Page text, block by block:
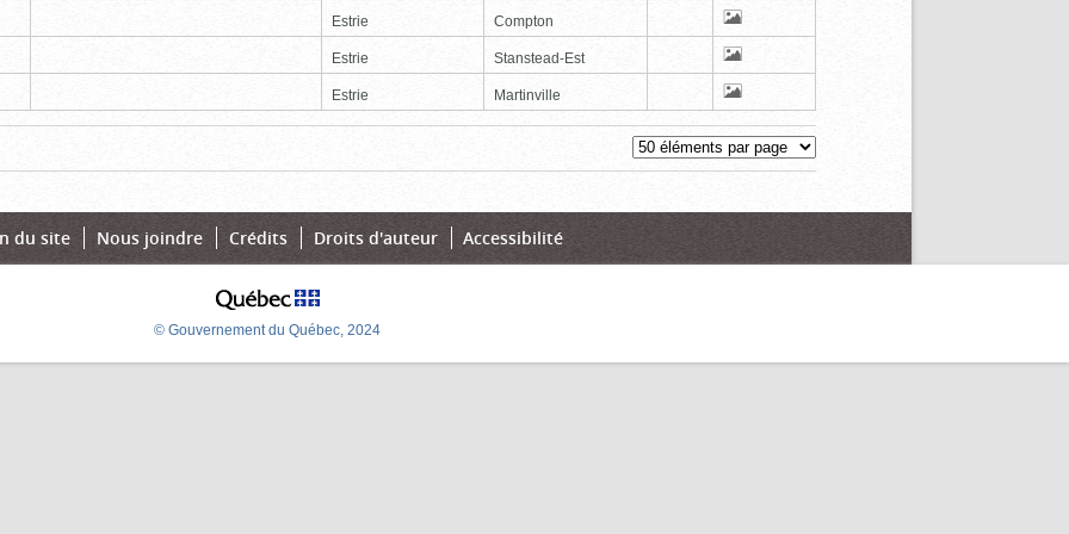
Estrie Compton
Estrie Stanstead-Est
Estrie Martinville
du site Nous joindre Crédits Droits d'auteur Accessibilité
© Gouvernement du Québec, 2024